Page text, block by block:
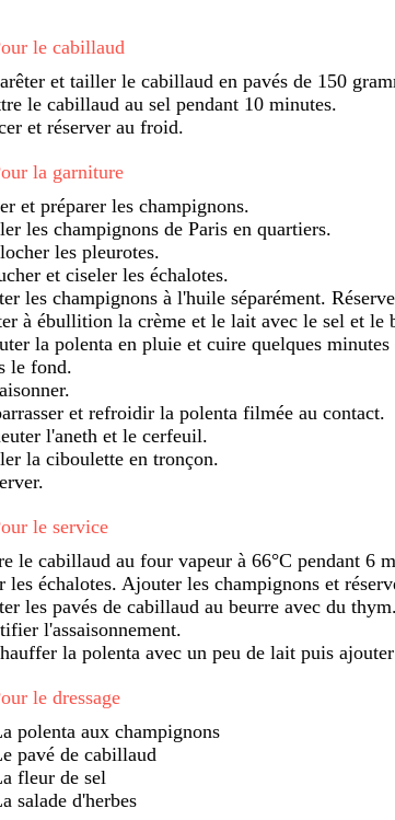
le cabillaud
et tailler le cabillaud en pavés de 150
le cabillaud au sel pendant 10 minutes.
et réserver au froid.
la garniture
et préparer les champignons.
les champignons de Paris en quartiers.
les pleurotes.
et ciseler les échalotes.
les champignons à l'huile séparément.
à ébullition la crème et le lait avec le sel et le
la polenta en pluie et cuire quelques
le fond.
et refroidir la polenta filmée au contact.
l'aneth et le cerfeuil.
la ciboulette en tronçon.
le service
le cabillaud au four vapeur à 66°C pendant 6
les échalotes. Ajouter les champignons et
les pavés de cabillaud au beurre avec du thym.
l'assaisonnement.
la polenta avec un peu de lait puis
le dressage
polenta aux champignons
pavé de cabillaud
fleur de sel
salade d'herbes